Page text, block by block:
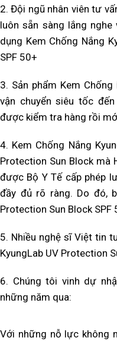
2. Đội ngũ nhân viên tư
luôn sẵn sàng lắng
dụng Kem Chống Nắng
SPF 50+
3. Sản phẩm Kem Chống
vận chuyển siêu tốc
được kiểm tra hàng rồi
4. Kem Chống Nắng
Protection Sun Block mà
được Bộ Y Tế cấp phép
đầy đủ rõ ràng. Do đó,
Protection Sun Block SPF
5. Nhiều nghệ sĩ Việt tin
KyungLab UV Protection
6. Chúng tôi vinh dự
những năm qua:
Với những nỗ lực không